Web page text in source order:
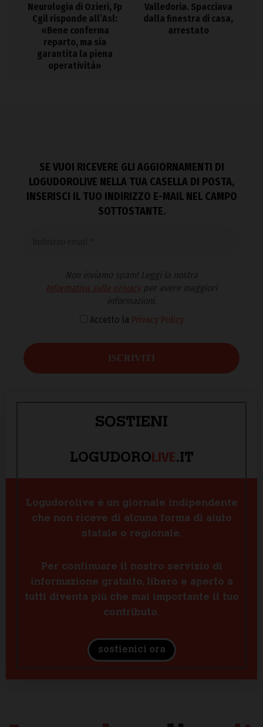
Neurologia di Ozieri, Fp
Cgil risponde all’Asl:
«Bene conferma
reparto, ma sia
garantita la piena
operatività»
Valledoria. Spacciava
dalla finestra di casa,
arrestato
SE VUOI RICEVERE GLI AGGIORNAMENTI DI
LOGUDOROLIVE NELLA TUA CASELLA DI POSTA,
INSERISCI IL TUO INDIRIZZO E-MAIL NEL CAMPO
SOTTOSTANTE.
Non inviamo spam! Leggi la nostra
Informativa sulla privacyper avere maggiori
informazioni.
Accetto la Privacy Policy
SOSTIENI
LOGUDOROLIVE.IT
Logudorolive è un giornale indipendente
che non riceve di alcuna forma di aiuto
statale o regionale.
Per continuare il nostro servizio di
informazione gratuito, libero e aperto a
tutti diventa più che mai importante il tuo
contributo.
sostienici ora